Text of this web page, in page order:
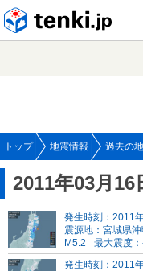
トップ 地震情報 過去の
2011年03月16
発生時刻：2011
震源地：宮城県
M5.2
最大震度
発生時刻：2011